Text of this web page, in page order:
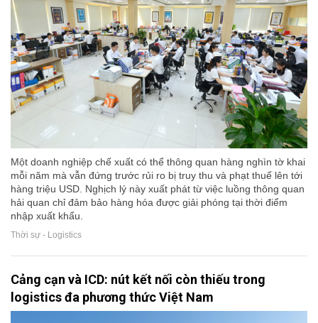
Một doanh nghiệp chế xuất có thể thông quan hàng nghìn tờ khai
mỗi năm mà vẫn đứng trước rủi ro bị truy thu và phạt thuế lên tới
hàng triệu USD. Nghịch lý này xuất phát từ việc luồng thông quan
hải quan chỉ đảm bảo hàng hóa được giải phóng tại thời điểm
nhập xuất khẩu.
Thời sự - Logistics
Cảng cạn và ICD: nút kết nối còn thiếu trong
logistics đa phương thức Việt Nam